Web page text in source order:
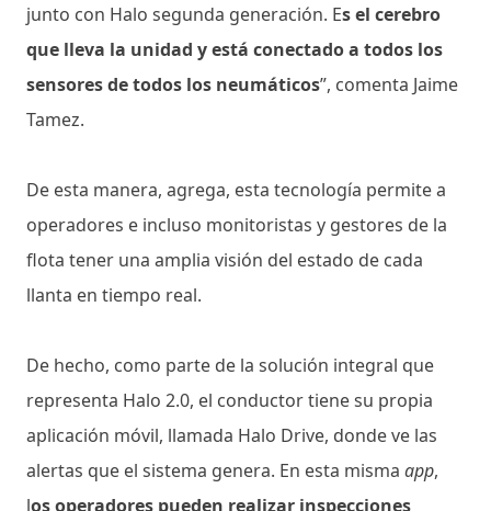
junto con Halo segunda generación. Es el cerebro
que lleva la unidad y está conectado a todos los
sensores de todos los neumáticos”, comenta Jaime
Tamez.
De esta manera, agrega, esta tecnología permite a
operadores e incluso monitoristas y gestores de la
flota tener una amplia visión del estado de cada
llanta en tiempo real.
De hecho, como parte de la solución integral que
representa Halo 2.0, el conductor tiene su propia
aplicación móvil, llamada Halo Drive, donde ve las
alertas que el sistema genera. En esta misma app,
los operadores pueden realizar inspecciones